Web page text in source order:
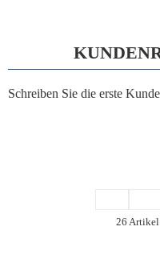
Schreiben Sie die erste
26 Artikel